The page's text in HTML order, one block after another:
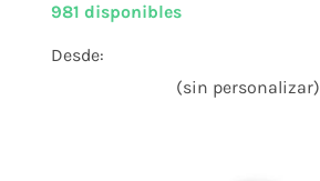
981 disponibles
Desde:
(sin personalizar)